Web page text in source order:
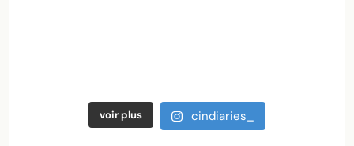
voir plus cindiaries_